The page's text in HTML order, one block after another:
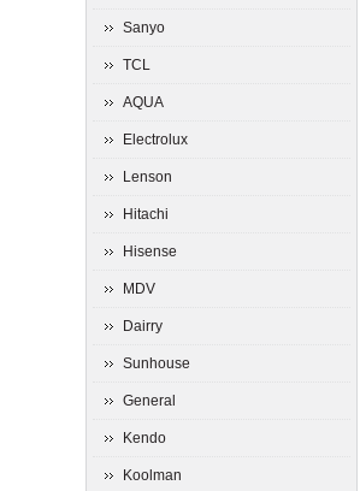
Sanyo
TCL
AQUA
Electrolux
Lenson
Hitachi
Hisense
MDV
Dairry
Sunhouse
General
Kendo
Koolman